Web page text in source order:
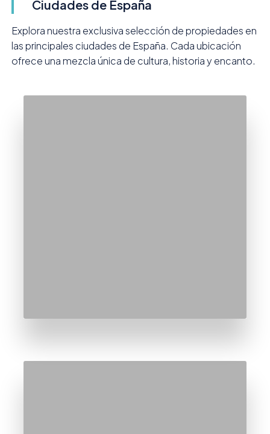
Ciudades de España
Explora nuestra exclusiva selección de propiedades en
las principales ciudades de España. Cada ubicación
ofrece una mezcla única de cultura, historia y encanto.